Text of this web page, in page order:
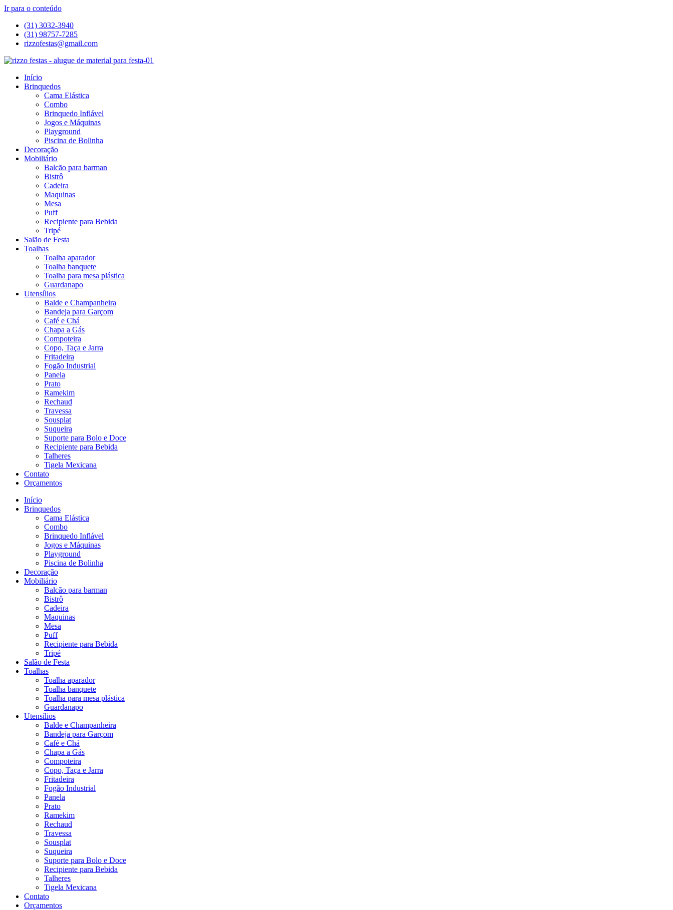
Ir para o conteúdo
(31) 3032-3940
(31) 98757-7285
rizzofestas@gmail.com
Início
Brinquedos
Cama Elástica
Combo
Brinquedo Inflável
Jogos e Máquinas
Playground
Piscina de Bolinha
Decoração
Mobiliário
Balcão para barman
Bistrô
Cadeira
Maquinas
Mesa
Puff
Recipiente para Bebida
Tripé
Salão de Festa
Toalhas
Toalha aparador
Toalha banquete
Toalha para mesa plástica
Guardanapo
Utensílios
Balde e Champanheira
Bandeja para Garçom
Café e Chá
Chapa a Gás
Compoteira
Copo, Taça e Jarra
Fritadeira
Fogão Industrial
Panela
Prato
Ramekim
Rechaud
Travessa
Sousplat
Suqueira
Suporte para Bolo e Doce
Recipiente para Bebida
Talheres
Tigela Mexicana
Contato
Orçamentos
Início
Brinquedos
Cama Elástica
Combo
Brinquedo Inflável
Jogos e Máquinas
Playground
Piscina de Bolinha
Decoração
Mobiliário
Balcão para barman
Bistrô
Cadeira
Maquinas
Mesa
Puff
Recipiente para Bebida
Tripé
Salão de Festa
Toalhas
Toalha aparador
Toalha banquete
Toalha para mesa plástica
Guardanapo
Utensílios
Balde e Champanheira
Bandeja para Garçom
Café e Chá
Chapa a Gás
Compoteira
Copo, Taça e Jarra
Fritadeira
Fogão Industrial
Panela
Prato
Ramekim
Rechaud
Travessa
Sousplat
Suqueira
Suporte para Bolo e Doce
Recipiente para Bebida
Talheres
Tigela Mexicana
Contato
Orçamentos